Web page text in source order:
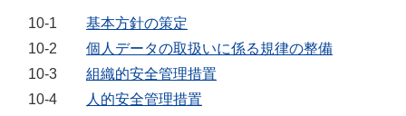
10-1
基本方針の策定
10-2
個人データの取扱いに係る規律の整備
10-3
組織的安全管理措置
10-4
人的安全管理措置